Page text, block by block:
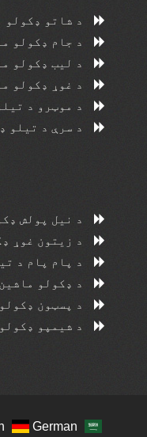
د شاتو ډکولو
د جام ډکولو
د لیب ډکولو
د غوړ ډکولو
د موټرو د
د سرې د تیلو
د نیل پولش
د زیتون غوړ
د پام پام د
د ډکولو
د پسټون
د شیمپو
German